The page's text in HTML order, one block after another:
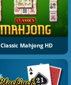
Classic Mahjong HD